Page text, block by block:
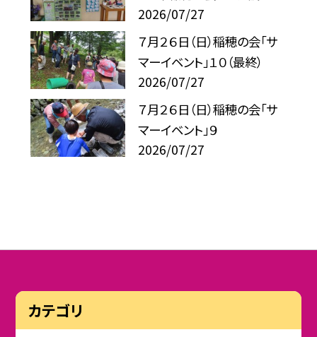
2026/07/27
７月２６日（日）稲穂の会「サ
マーイベント」１０（最終）
2026/07/27
７月２６日（日）稲穂の会「サ
マーイベント」９
2026/07/27
カテゴリ